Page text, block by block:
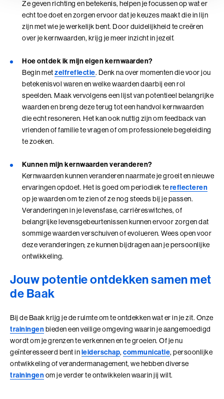
Teamleiderschap
Veilig Leiden
Young Executives Program
Young Executives Program Compact
Ze geven richting en betekenis, helpen je focussen op wat er
echt toe doet en zorgen ervoor dat je keuzes maakt die in lijn
zijn met wie je werkelijk bent. Door duidelijkheid te creëren
over je kernwaarden, krijg je meer inzicht in jezelf.
Hoe ontdek ik mijn eigen kernwaarden?
Begin metzelfreflectie. Denk na over momenten die voor jou
betekenisvol waren en welke waarden daarbij een rol
speelden. Maak vervolgens een lijst van potentieel belangrijke
waarden en breng deze terug tot een handvol kernwaarden
die echt resoneren. Het kan ook nuttig zijn om feedback van
vrienden of familie te vragen of om professionele begeleiding
te zoeken.
Kunnen mijn kernwaarden veranderen?
Kernwaarden kunnen veranderen naarmate je groeit en nieuwe
ervaringen opdoet. Het is goed om periodiek tereflecteren
op je waarden om te zien of ze nog steeds bij je passen.
Veranderingen in je levensfase, carrièreswitches, of
belangrijke levensgebeurtenissen kunnen ervoor zorgen dat
sommige waarden verschuiven of evolueren. Wees open voor
deze veranderingen; ze kunnen bijdragen aan je persoonlijke
ontwikkeling.
Jouw potentie ontdekken samen met
de Baak
Bij de Baak krijg je de ruimte om te ontdekken wat er in je zit. Onze
trainingenbieden een veilige omgeving waarin je aangemoedigd
wordt om je grenzen te verkennen en te groeien. Of je nu
geïnteresseerd bent inleiderschap, communicatie, persoonlijke
ontwikkeling of verandermanagement, we hebben diverse
trainingenom je verder te ontwikkelen waarin jij wilt.